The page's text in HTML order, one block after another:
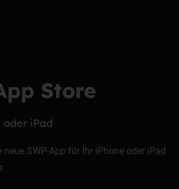
Store
iPad
SWP-App für Ihr iPhone oder iPad